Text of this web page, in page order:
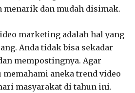
menarik dan mudah disimak.
marketing adalah hal yang
Anda tidak bisa sekadar
mempostingnya. Agar
memahami aneka trend video
masyarakat di tahun ini.